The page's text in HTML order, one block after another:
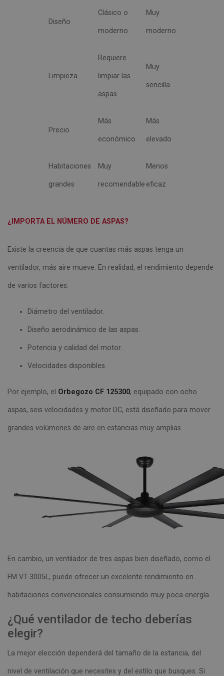
Diseño
Clásico o
moderno
Muy
moderno
Limpieza
Requiere
limpiar las
aspas
Muy
sencilla
Precio
Más
económico
Más
elevado
Habitaciones
grandes
Muy
recomendable
Menos
eficaz
¿IMPORTA EL NÚMERO DE ASPAS?
Existe la creencia de que cuantas más aspas tenga un
ventilador, más aire mueve. En realidad, el rendimiento depende
de varios factores:
Diámetro del ventilador.
Diseño aerodinámico de las aspas.
Potencia y calidad del motor.
Velocidades disponibles.
Por ejemplo, el Orbegozo CF 125300, equipado con ocho
aspas, seis velocidades y motor DC, está diseñado para mover
grandes volúmenes de aire en estancias muy amplias.
En cambio, un ventilador de tres aspas bien diseñado, como el
FM VT-3005L, puede ofrecer un excelente rendimiento en
habitaciones convencionales consumiendo muy poca energía.
¿Qué ventilador de techo deberías
elegir?
La mejor elección dependerá del tamaño de la estancia, del
nivel de ventilación que necesites y del estilo que busques. Si